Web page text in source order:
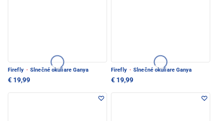
Firefly · Slnečné okuliare Ganya
€ 19,99
Firefly · Slnečné okuliare Ganya
€ 19,99